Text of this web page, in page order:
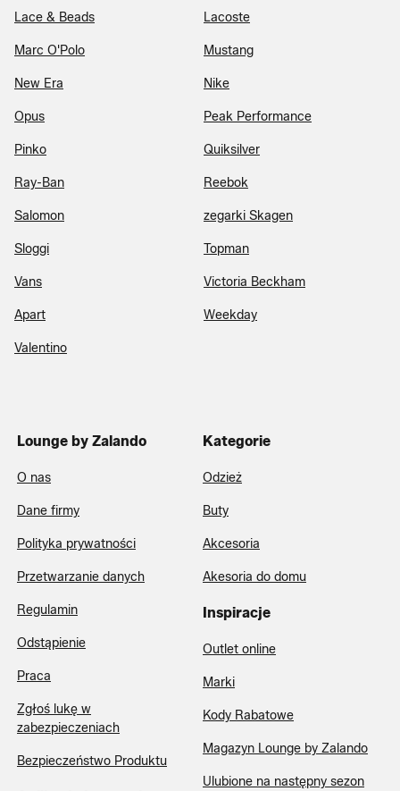
Lace & Beads Lacoste
Marc O'Polo Mustang
New Era Nike
Opus Peak Performance
Pinko Quiksilver
Ray-Ban Reebok
Salomon zegarki Skagen
Sloggi Topman
Vans Victoria Beckham
Apart Weekday
Valentino
Lounge by Zalando
O nas
Dane firmy
Polityka prywatności
Przetwarzanie danych
Regulamin
Odstąpienie
Praca
Zgłoś lukę w
zabezpieczeniach
Bezpieczeństwo Produktu
Kategorie
Odzież
Buty
Akcesoria
Akesoria do domu
Inspiracje
Outlet online
Marki
Kody Rabatowe
Magazyn Lounge by Zalando
Ulubione na następny sezon